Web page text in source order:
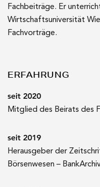
Fachbeiträge. Er
Wirtschaftsuniversität
Fachvorträge.
ERFAHRUNG
seit 2020
Mitglied des Beirats des
seit 2019
Herausgeber der
Börsenwesen –